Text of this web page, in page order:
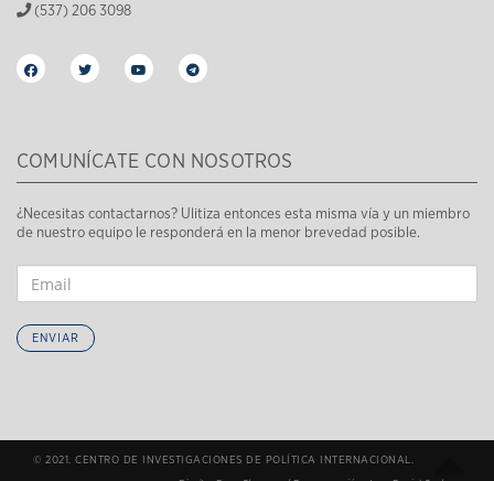
(537) 206 3098
COMUNÍCATE CON NOSOTROS
¿Necesitas contactarnos? Ulitiza entonces esta misma vía y un miembro
de nuestro equipo le responderá en la menor brevedad posible.
ENVIAR
© 2021. CENTRO DE INVESTIGACIONES DE POLÍTICA INTERNACIONAL.